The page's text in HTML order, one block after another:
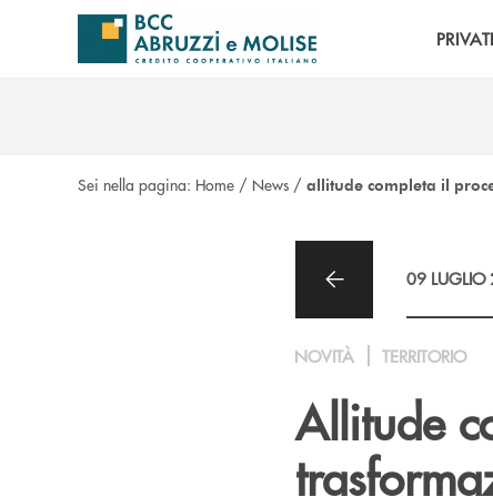
Salta al contenuto principale
PRIVATI
Sei nella pagina: Home / News / allitude completa il
09
NOVITÀ TERRITORIO
Allitude